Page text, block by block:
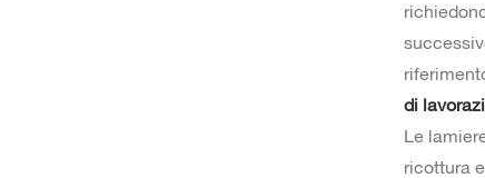
di
Le
ricottura